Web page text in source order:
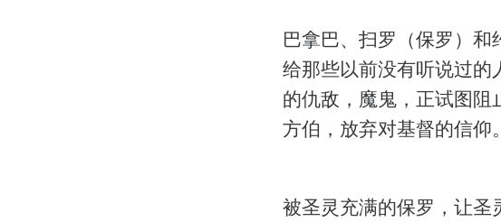
巴拿巴、扫罗（保罗）
给那些以前没有听说过的
的仇敌，魔鬼，正试图
方伯，放弃对基督的信仰。
被圣灵充满的保罗，让